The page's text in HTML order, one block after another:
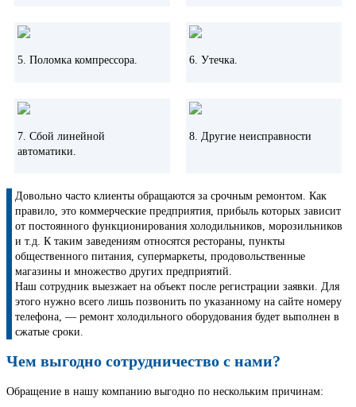
«прозвонить» электросхему установки, питающую вентилятор, и
фузер, таймер и вентилятор.
неисправностях, которая
или проводов. Из-за
работает в принципе, либо
5. Поломка компрессора. 6. Утечка.
7. Сбой линейной
автоматики.
8. Другие неисправности
Довольно часто клиенты обращаются за срочным ремонтом. Как
правило, это коммерческие предприятия, прибыль которых зависит
от постоянного функционирования холодильников, морозильников
и т.д. К таким заведениям относятся рестораны, пункты
общественного питания, супермаркеты, продовольственные
магазины и множество других предприятий.
Наш сотрудник выезжает на объект после регистрации заявки. Для
этого нужно всего лишь позвонить по указанному на сайте номеру
телефона, — ремонт холодильного оборудования будет выполнен в
сжатые сроки.
Чем выгодно сотрудничество с нами?
Обращение в нашу компанию выгодно по нескольким причинам: